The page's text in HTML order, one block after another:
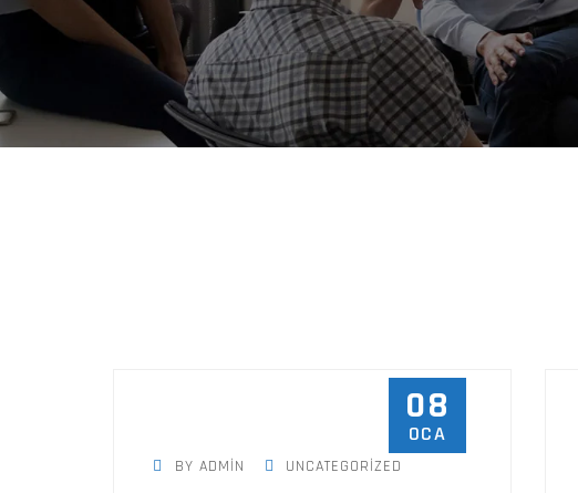
08
OCA
BY ADMIN UNCATEGORIZED